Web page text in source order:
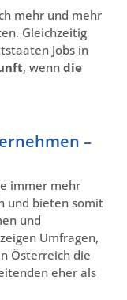
mehr und mehr
Gleichzeitig
Jobs in
, wenn die
–
immer mehr
und bieten somit
und
Umfragen,
Österreich die
eher als